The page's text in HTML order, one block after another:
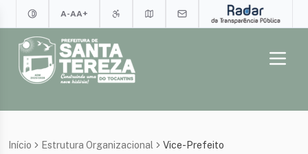
A-AA+
Início Estrutura Organizacional Vice-Prefeito